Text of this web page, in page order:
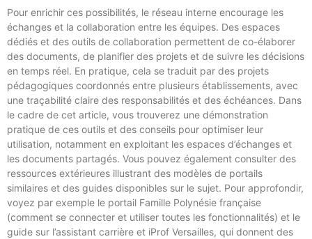
Pour enrichir ces possibilités, le réseau interne encourage les
échanges et la collaboration entre les équipes. Des espaces
dédiés et des outils de collaboration permettent de co-élaborer
des documents, de planifier des projets et de suivre les décisions
en temps réel. En pratique, cela se traduit par des projets
pédagogiques coordonnés entre plusieurs établissements, avec
une traçabilité claire des responsabilités et des échéances. Dans
le cadre de cet article, vous trouverez une démonstration
pratique de ces outils et des conseils pour optimiser leur
utilisation, notamment en exploitant les espaces d’échanges et
les documents partagés. Vous pouvez également consulter des
ressources extérieures illustrant des modèles de portails
similaires et des guides disponibles sur le sujet. Pour approfondir,
voyez par exemple le portail Famille Polynésie française
(comment se connecter et utiliser toutes les fonctionnalités) et le
guide sur l’assistant carrière et iProf Versailles, qui donnent des